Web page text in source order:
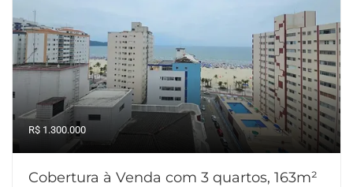
R$ 1.300.000
Cobertura à Venda com 3 quartos, 163m²